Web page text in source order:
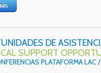
DE
SUPPORT
PLATAFORMA LAC /